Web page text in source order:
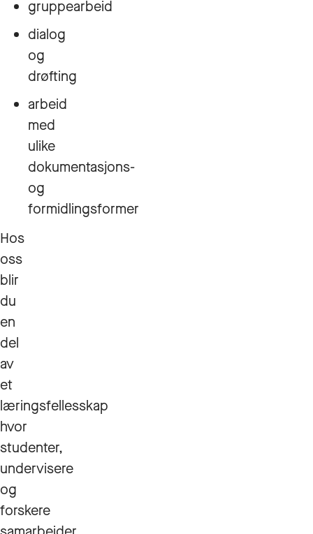
gruppearbeid
dialog
og
drøfting
arbeid
med
ulike
dokumentasjons-
og
formidlingsformer
Hos
oss
blir
du
en
del
av
et
læringsfellesskap
hvor
studenter,
undervisere
og
forskere